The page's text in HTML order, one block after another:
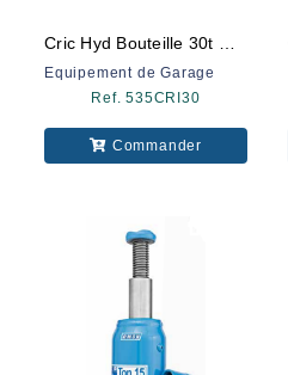
Equipement de Garage
Ref. 535CRI30
Commander